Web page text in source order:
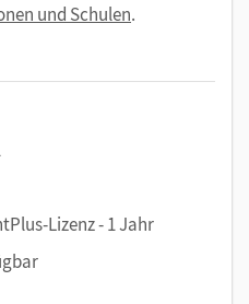
und Schulen.
Lizenz - 1 Jahr